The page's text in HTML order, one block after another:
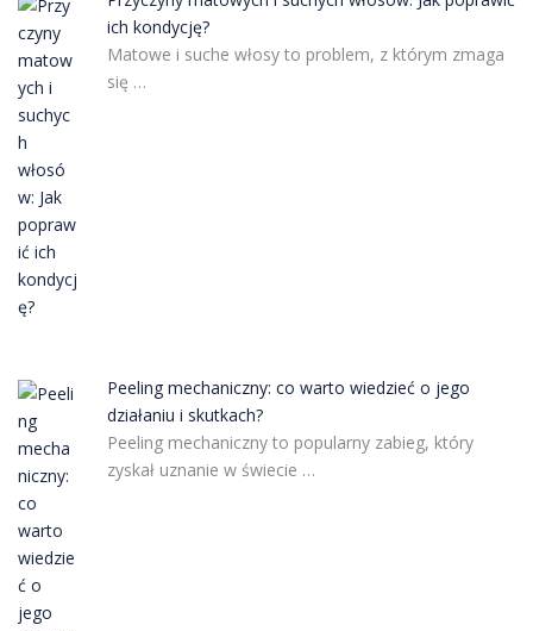
ich kondycję?
Matowe i suche włosy to problem, z którym zmaga
się …
Peeling mechaniczny: co warto wiedzieć o jego
działaniu i skutkach?
Peeling mechaniczny to popularny zabieg, który
zyskał uznanie w świecie …